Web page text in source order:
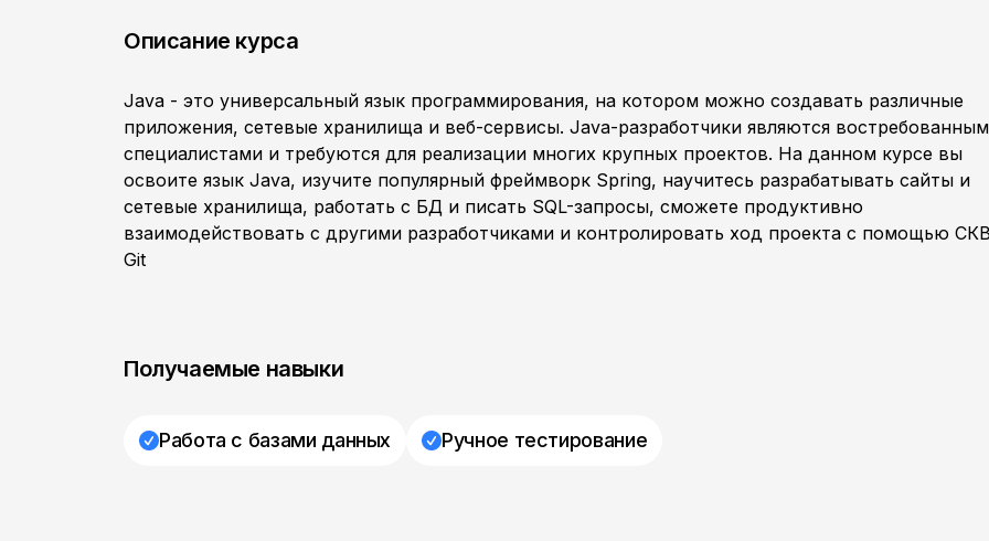
Описание курса
Java - это универсальный язык программирования, на котором можно создавать различные
приложения, сетевые хранилища и веб-сервисы. Java-разработчики являются
специалистами и требуются для реализации многих крупных проектов. На данном курсе вы
освоите язык Java, изучите популярный фреймворк Spring, научитесь разрабатывать сайты и
сетевые хранилища, работать с БД и писать SQL-запросы, сможете продуктивно
взаимодействовать с другими разработчиками и контролировать ход проекта с помощью
Git
Получаемые навыки
Работа с базами данных Ручное тестирование